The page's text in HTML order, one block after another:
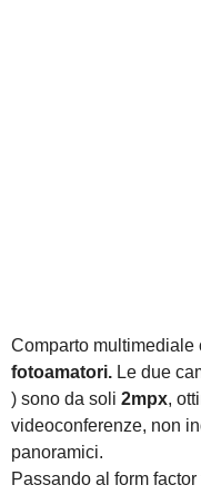
Comparto multimediale
fotoamatori. Le due
) sono da soli 2mpx,
videoconferenze, non
panoramici.
Passando al form